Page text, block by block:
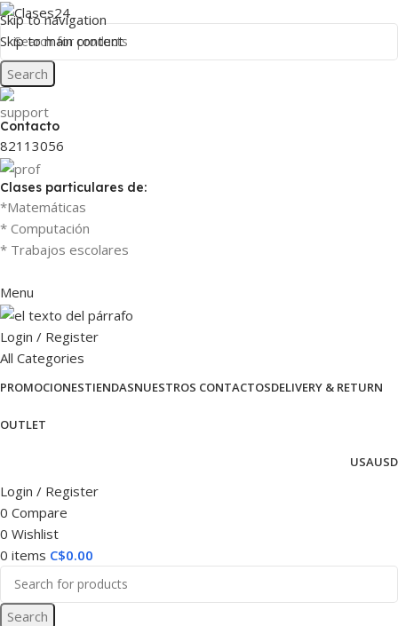
Skip to navigation
Skip to main content
Search
Contacto
82113056
Clases particulares de:
*Matemáticas
* Computación
* Trabajos escolares
Menu
Login / Register
All Categories
PROMOCIONESTIENDASNUESTROS CONTACTOSDELIVERY & RETURN
OUTLET
USAUSD
Login / Register
0 Compare
0 Wishlist
0 items C$0.00
Search